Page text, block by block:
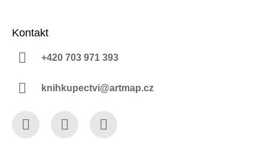
Kontakt
+420 703 971 393
knihkupectvi@artmap.cz